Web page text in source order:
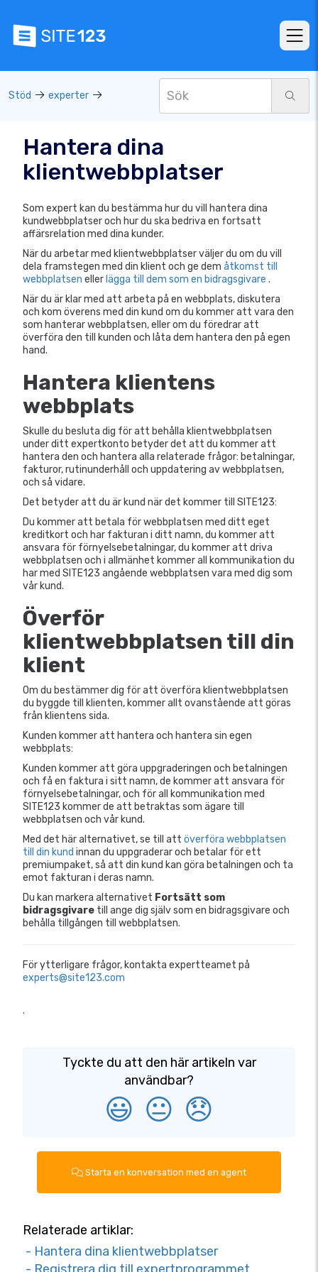
Stöd experter
Hantera dina
klientwebbplatser
Som expert kan du bestämma hur du vill hantera dina
kundwebbplatser och hur du ska bedriva en fortsatt
affärsrelation med dina kunder.
När du arbetar med klientwebbplatser väljer du om du vill
dela framstegen med din klient och ge dem åtkomst till
webbplatsen eller lägga till dem som en bidragsgivare .
När du är klar med att arbeta på en webbplats, diskutera
och kom överens med din kund om du kommer att vara den
som hanterar webbplatsen, eller om du föredrar att
överföra den till kunden och låta dem hantera den på egen
hand.
Hantera klientens
webbplats
Skulle du besluta dig för att behålla klientwebbplatsen
under ditt expertkonto betyder det att du kommer att
hantera den och hantera alla relaterade frågor: betalningar,
fakturor, rutinunderhåll och uppdatering av webbplatsen,
och så vidare.
Det betyder att du är kund när det kommer till SITE123:
Du kommer att betala för webbplatsen med ditt eget
kreditkort och har fakturan i ditt namn, du kommer att
ansvara för förnyelsebetalningar, du kommer att driva
webbplatsen och i allmänhet kommer all kommunikation du
har med SITE123 angående webbplatsen vara med dig som
vår kund.
Överför
klientwebbplatsen till din
klient
Om du bestämmer dig för att överföra klientwebbplatsen
du byggde till klienten, kommer allt ovanstående att göras
från klientens sida.
Kunden kommer att hantera och hantera sin egen
webbplats:
Kunden kommer att göra uppgraderingen och betalningen
och få en faktura i sitt namn, de kommer att ansvara för
förnyelsebetalningar, och för all kommunikation med
SITE123 kommer de att betraktas som ägare till
webbplatsen och vår kund.
Med det här alternativet, se till att överföra webbplatsen
till din kund innan du uppgraderar och betalar för ett
premiumpaket, så att din kund kan göra betalningen och ta
emot fakturan i deras namn.
Du kan markera alternativet Fortsätt som
bidragsgivare till ange dig själv som en bidragsgivare och
behålla tillgången till webbplatsen.
För ytterligare frågor, kontakta expertteamet på
experts@site123.com
.
Tyckte du att den här artikeln var
användbar?
😃 😐 😞
Starta en konversation med en agent
Relaterade artiklar:
- Hantera dina klientwebbplatser